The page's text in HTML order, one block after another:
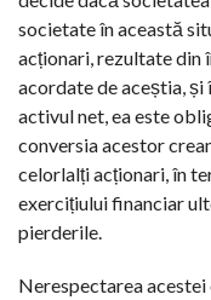
societate în această
acționari, rezultate din
acordate de aceștia,
activul net, ea este
conversia acestor
celorlalți acționari, în
exercițiului financiar
pierderile.
Nerespectarea